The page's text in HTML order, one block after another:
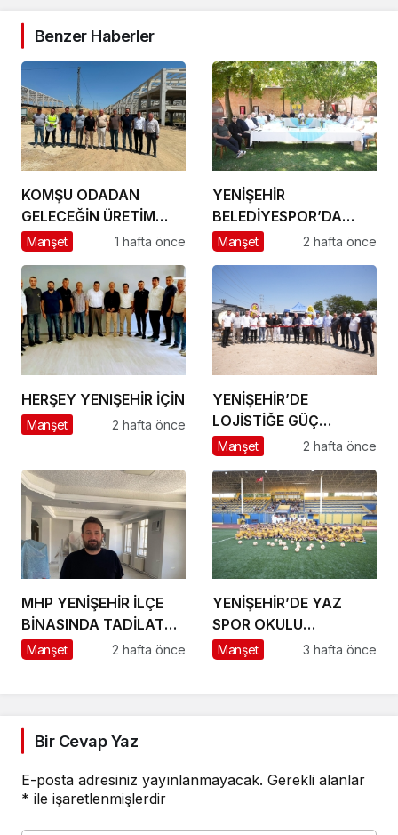
Benzer Haberler
KOMŞU ODADAN
GELECEĞİN ÜRETİM
ÜSSÜ YESAN’A
Manşet 1 hafta önce
YENİŞEHİR
BELEDİYESPOR’DA
GÜÇLÜ YÖNETİM,
Manşet 2 hafta önce
HERŞEY YENIŞEHİR İÇİN
Manşet 2 hafta önce
YENİŞEHİR’DE
LOJİSTİĞE GÜÇ
KATACAK ADIM
Manşet 2 hafta önce
MHP YENİŞEHİR İLÇE
BİNASINDA TADİLAT
BAŞLADI
Manşet 2 hafta önce
YENİŞEHİR’DE YAZ
SPOR OKULU
HEYECANI BAŞLADI
Manşet 3 hafta önce
Bir Cevap Yaz
E-posta adresiniz yayınlanmayacak. Gerekli alanlar
* ile işaretlenmişlerdir